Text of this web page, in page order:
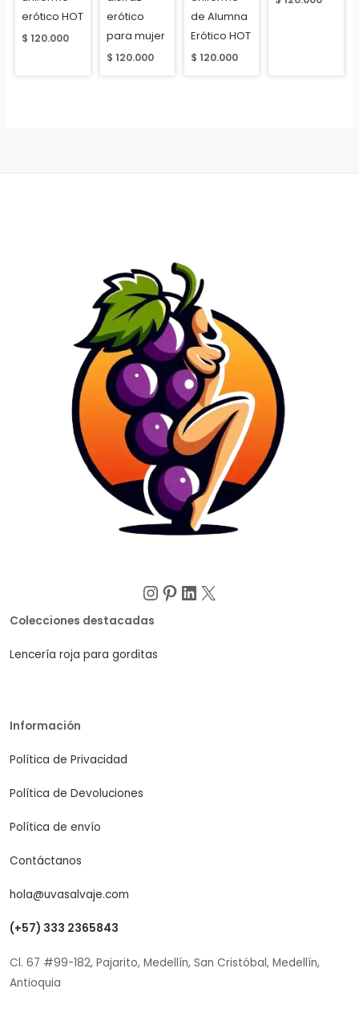
erótico HOT
$ 120.000
erótico
para mujer
$ 120.000
de Alumna
Erótico HOT
$ 120.000
Instagram
Pinterest
LinkedIn
X
Colecciones destacadas
Lencería roja para gorditas
Información
Política de Privacidad
Política de Devoluciones
Política de envío
Contáctanos
hola@uvasalvaje.com
(+57) 333 2365843
Cl. 67 #99-182, Pajarito, Medellín, San Cristóbal, Medellín,
Antioquia